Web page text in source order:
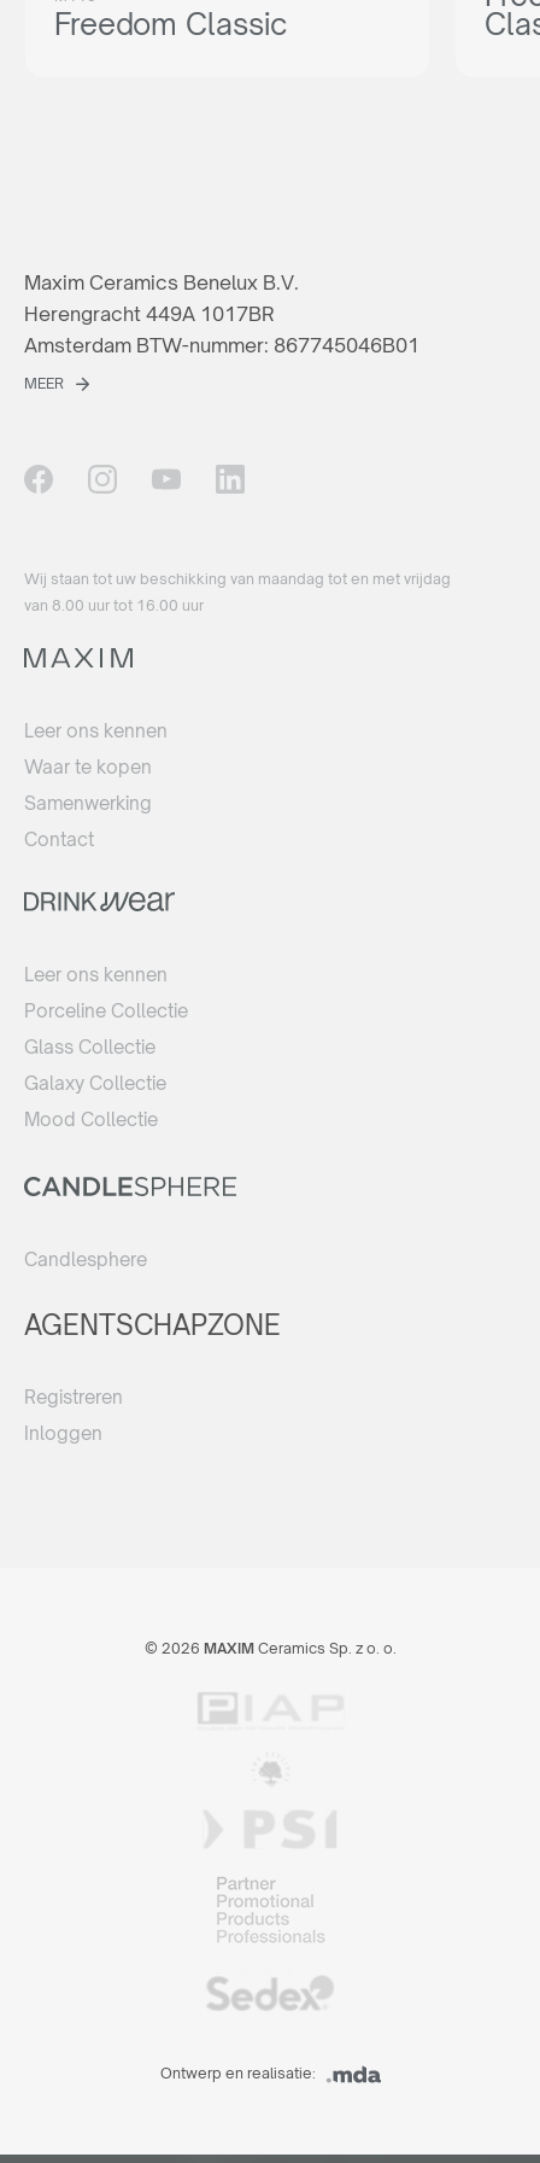
Freedom Classic
Maxim Ceramics Benelux B.V.
Herengracht 449A 1017BR
Amsterdam BTW-nummer: 867745046B01
MEER
Wij staan ​​tot uw beschikking van maandag tot en met vrijdag
van 8.00 uur tot 16.00 uur
Leer ons kennen
Waar te kopen
Samenwerking
Contact
Leer ons kennen
Porceline Collectie
Glass Collectie
Galaxy Collectie
Mood Collectie
Candlesphere
AGENTSCHAPZONE
Registreren
Inloggen
© 2026 MAXIMCeramics Sp. z o. o.
Ontwerp en realisatie: